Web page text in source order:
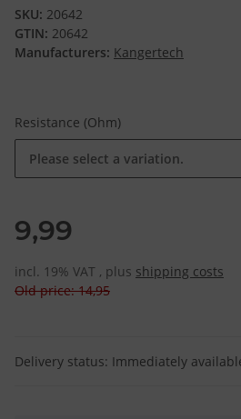
SKU: 20642
GTIN: 20642
Manufacturers: Kangertech
Resistance (Ohm)
Please select a variation.
9,99
incl. 19% VAT , plus shipping costs
Old price: 14,95
Delivery status: Immediately